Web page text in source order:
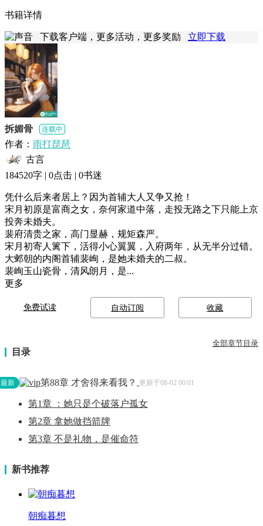
书籍详情
下载客户端，更多活动，更多奖励 立即下载
拆媚骨 连载中
作者： 雨打琵琶
古言
184520字 | 0点击 | 0书迷
凭什么后来者居上？因为首辅大人又争又抢！
宋月初原是富商之女，奈何家道中落，走投无路之下只能上京
投奔未婚夫。
裴府清贵之家，高门显赫，规矩森严。
宋月初寄人篱下，活得小心翼翼，入府两年，从无半分过错。
大邺朝的内阁首辅裴峋，是她未婚夫的二叔。
裴峋玉山瓷骨，清风朗月，是...
更多
免费试读 自动订阅 收藏
目录
全部章节目录
最新 第88章 才舍得来看我？ 更新于08-02 00:01
第1章 ：她只是个破落户孤女
第2章 拿她做挡箭牌
第3章 不是礼物，是催命符
新书推荐
朝痴暮想